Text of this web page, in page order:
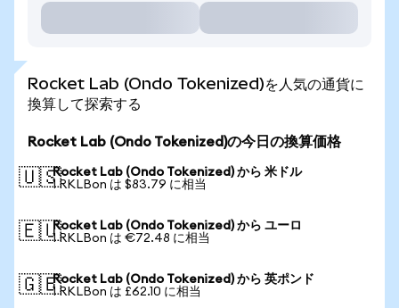
Rocket Lab (Ondo Tokenized)を人気の通貨に
換算して探索する
Rocket Lab (Ondo Tokenized)の今日の換算価格
🇺🇸Rocket Lab (Ondo Tokenized) から 米ドル
1 RKLBon は $83.79 に相当
🇪🇺Rocket Lab (Ondo Tokenized) から ユーロ
1 RKLBon は €72.48 に相当
🇬🇧Rocket Lab (Ondo Tokenized) から 英ポンド
1 RKLBon は £62.10 に相当